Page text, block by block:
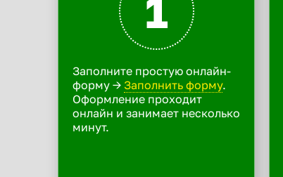
1
Заполните простую онлайн-
форму -> Заполнить форму.
Оформление проходит
онлайн и занимает несколько
минут.